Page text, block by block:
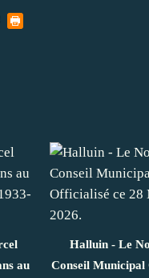
au
Halluin - Le
Conseil Municipal